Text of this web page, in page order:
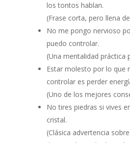
los tontos hablan.
(Frase corta, pero llena
No me pongo nervioso
puedo controlar.
(Una mentalidad práctica
Estar molesto por lo que
controlar es perder
(Uno de los mejores
No tires piedras si vives
cristal.
(Clásica advertencia